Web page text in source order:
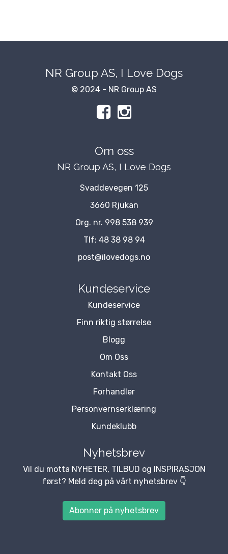
NR Group AS, I Love Dogs
© 2024 - NR Group AS
Om oss
NR Group AS, I Love Dogs
Svaddevegen 125
3660 Rjukan
Org. nr. 998 538 939
Tlf: 48 38 98 94
post@ilovedogs.no
Kundeservice
Kundeservice
Finn riktig størrelse
Blogg
Om Oss
Kontakt Oss
Forhandler
Personvernserklæring
Kundeklubb
Nyhetsbrev
Vil du motta NYHETER, TILBUD og INSPIRASJON
først? Meld deg på vårt nyhetsbrev 👇
Abonner på nyhetsbrev